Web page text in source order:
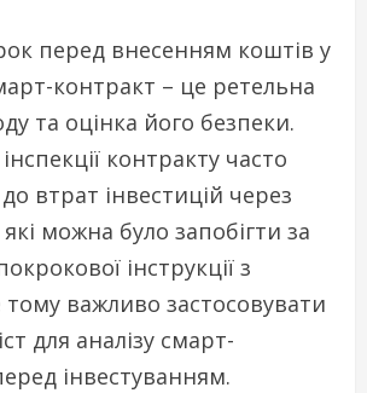
перед внесенням коштів у
контракт – це ретельна
та оцінка його безпеки.
контракту часто
втрат інвестицій через
можна було запобігти за
інструкції з
тому важливо застосовувати
для аналізу смарт-
інвестуванням.